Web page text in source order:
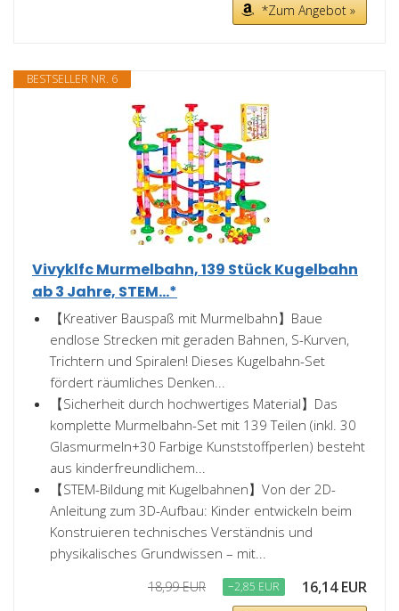
*Zum Angebot »
BESTSELLER NR. 6
Vivyklfc Murmelbahn, 139 Stück Kugelbahn
ab 3 Jahre, STEM...*
【Kreativer Bauspaß mit Murmelbahn】Baue
endlose Strecken mit geraden Bahnen, S-Kurven,
Trichtern und Spiralen! Dieses Kugelbahn-Set
fördert räumliches Denken...
【Sicherheit durch hochwertiges Material】Das
komplette Murmelbahn-Set mit 139 Teilen (inkl. 30
Glasmurmeln+30 Farbige Kunststoffperlen) besteht
aus kinderfreundlichem...
【STEM-Bildung mit Kugelbahnen】Von der 2D-
Anleitung zum 3D-Aufbau: Kinder entwickeln beim
Konstruieren technisches Verständnis und
physikalisches Grundwissen – mit...
18,99 EUR −2,85 EUR 16,14 EUR